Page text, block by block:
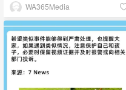
WA365Media